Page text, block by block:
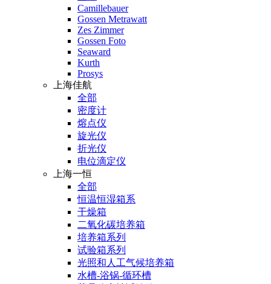
Camillebauer
Gossen Metrawatt
Zes Zimmer
Gossen Foto
Seaward
Kurth
Prosys
上海佳航
全部
密度计
熔点仪
旋光仪
折光仪
电位滴定仪
上海一恒
全部
恒温恒湿箱系
干燥箱
二氧化碳培养箱
培养箱系列
试验箱系列
光照和人工气候培养箱
水槽-浴锅-循环槽